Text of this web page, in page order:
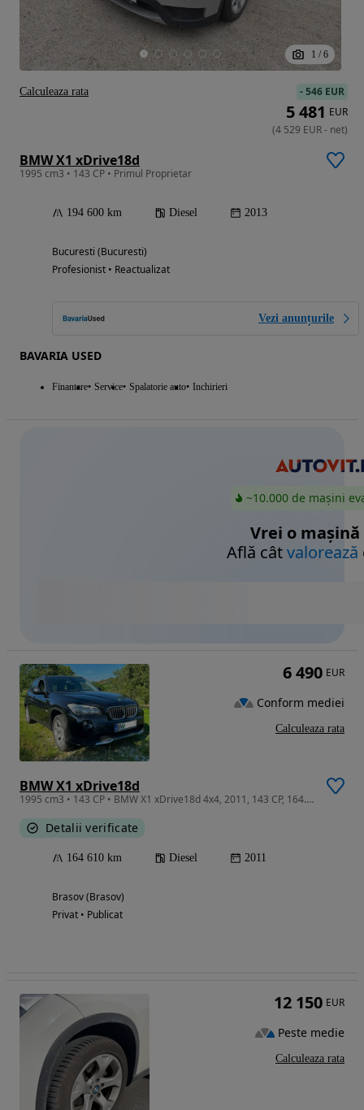
1 / 6
BMW X1 xDrive18d
1995 cm3 • 143 CP • Primul Proprietar
194 600 km Diesel 2013
Bucuresti (Bucuresti)
Profesionist • Reactualizat
Vezi anunțurile
BAVARIA USED
Finantare Service Spalatorie auto Inchirieri
-546 EUR
5 481 EUR
(4 529 EUR- net)
Calculeaza rata
~10.000 de mașini
Vrei o mașină
Află câtvalorează
BMW X1 xDrive18d
1995 cm3 • 143 CP • BMW X1 xDrive18d 4x4, 2011, 143 CP, 164.610 km, 2 seturi jante
Detalii verificate
164 610 km Diesel 2011
Brasov (Brasov)
Privat • Publicat
6 490 EUR
Conform mediei
Calculeaza rata
12 150 EUR
Peste medie
Calculeaza rata